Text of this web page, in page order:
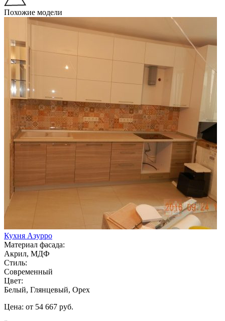
Похожие модели
Кухня Азурро
Материал фасада:
Акрил, МДФ
Стиль:
Современный
Цвет:
Белый, Глянцевый, Орех
Цена: от 54 667 руб.